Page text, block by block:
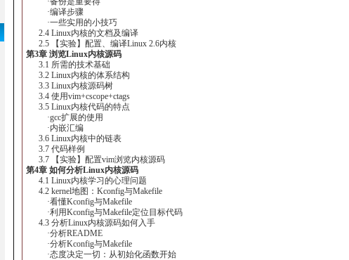
·一些实用的小技巧
2.4 Linux内核的文档及编译
2.5 【实验】配置、编译Linux 2.6内核
第3章 浏览Linux内核源码
3.1 所需的技术基础
3.2 Linux内核的体系结构
3.3 Linux内核源码树
3.4 使用vim+cscope+ctags
3.5 Linux内核代码的特点
·gcc扩展的使用
·内嵌汇编
3.6 Linux内核中的链表
3.7 代码样例
3.7 【实验】配置vim浏览内核源码
第4章 如何分析Linux内核源码
4.1 Linux内核学习的心理问题
4.2 kernel地图：Kconfig与Makefile
·看懂Kconfig与Makefile
·利用Kconfig与Makefile定位目标代码
4.3 分析Linux内核源码如何入手
·分析README
·分析Kconfig与Makefile
·态度决定一切：从初始化函数开始
4.4 【实验】定位并分析某个子系统或模块在内核中的实现